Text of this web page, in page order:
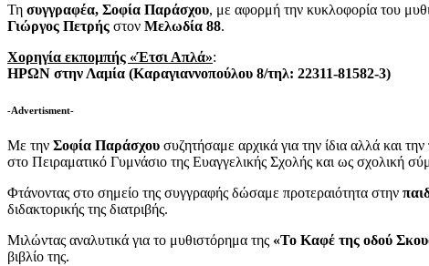
Τη συγγραφέα, Σοφία Παράσχου, με αφορμή την κυκλοφορία του
Γιώργος Πετρής στον Μελωδία 88.
Χορηγία εκπομπής «Έτσι Απλά»:
ΗΡΩΝ στην Λαμία (Καραγιαννοπούλου 8/τηλ: 22311-81582-3)
-Advertisment-
Με την Σοφία Παράσχου συζητήσαμε αρχικά για την ίδια αλλά και
στο Πειραματικό Γυμνάσιο της Ευαγγελικής Σχολής και ως σχολική
Φτάνοντας στο σημείο της συγγραφής δώσαμε προτεραιότητα στην
διδακτορικής της διατριβής.
Μιλώντας αναλυτικά για το μυθιστόρημα της «Το Καφέ της οδού
βιβλίο της.